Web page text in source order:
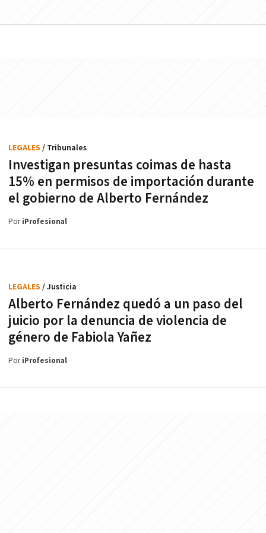
Investigan presuntas coimas de hasta
15% en permisos de importación durante
el gobierno de Alberto Fernández
LEGALES / Tribunales
PoriProfesional
Alberto Fernández quedó a un paso del
juicio por la denuncia de violencia de
género de Fabiola Yañez
LEGALES / Justicia
PoriProfesional